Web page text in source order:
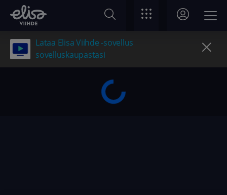
Lataa Elisa Viihde -sovellus
sovelluskaupastasi